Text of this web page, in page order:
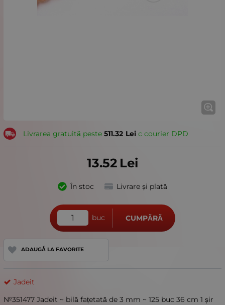
Livrarea gratuită peste 511.32 Leiс courier DPD
13.52 Lei
În stoc Livrare și plată
buc CUMPĂRĂ
ADAUGĂ LA FAVORITE
Jadeit
№351477 Jadeit ~ bilă fațetată de 3 mm ~ 125 buc 36 cm 1 șir